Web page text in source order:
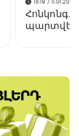
Հոնկոնգ.